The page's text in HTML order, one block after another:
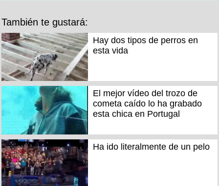
También te gustará:
Hay dos tipos de perros en
esta vida
El mejor vídeo del trozo de
cometa caído lo ha grabado
esta chica en Portugal
Ha ido literalmente de un pelo